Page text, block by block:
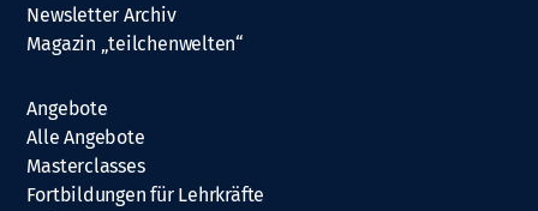
Newsletter Archiv
Magazin „teilchenwelten“
Angebote
Alle Angebote
Masterclasses
Fortbildungen für Lehrkräfte